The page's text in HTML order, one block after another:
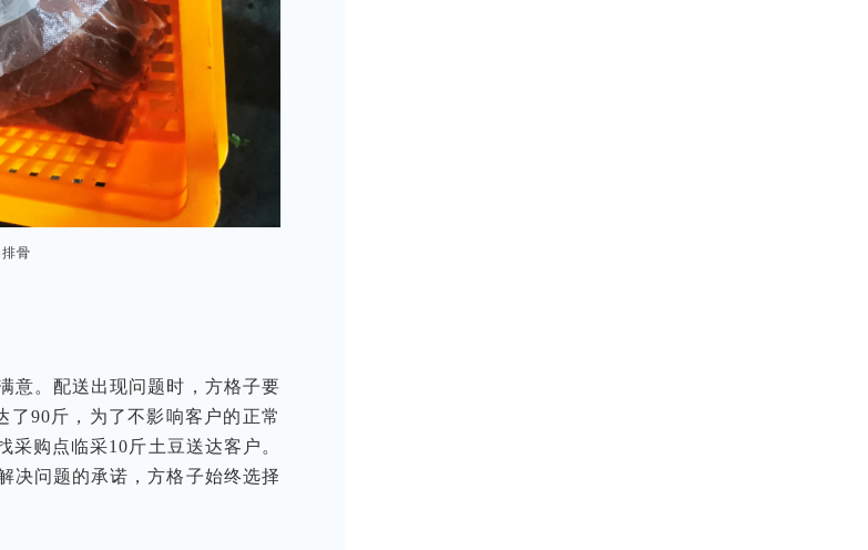
骨
意。配送出现问题时，方格子要
90斤，为了不影响客户的正常
购点临采10斤土豆送达客户。
决问题的承诺，方格子始终选择